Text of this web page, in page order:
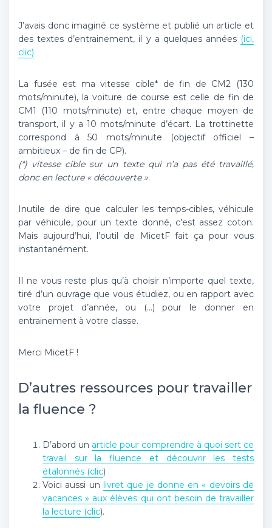
J’avais donc imaginé ce système et publié un article et
des textes d’entrainement, il y a quelques années (ici,
clic)
La fusée est ma vitesse cible* de fin de CM2 (130
mots/minute), la voiture de course est celle de fin de
CM1 (110 mots/minute) et, entre chaque moyen de
transport, il y a 10 mots/minute d’écart. La trottinette
correspond à 50 mots/minute (objectif officiel –
ambitieux – de fin de CP).
(*) vitesse cible sur un texte qui n’a pas été travaillé,
donc en lecture « découverte ».
Inutile de dire que calculer les temps-cibles, véhicule
par véhicule, pour un texte donné, c’est assez coton.
Mais aujourd’hui, l’outil de MicetF fait ça pour vous
instantanément.
Il ne vous reste plus qu’à choisir n’importe quel texte,
tiré d’un ouvrage que vous étudiez, ou en rapport avec
votre projet d’année, ou (…) pour le donner en
entrainement à votre classe.
Merci MicetF !
D’autres ressources pour travailler
la fluence ?
D’abord un article pour comprendre à quoi sert ce
travail sur la fluence et découvrir les tests
étalonnés (clic)
Voici aussi un livret que je donne en « devoirs de
vacances » aux élèves qui ont besoin de travailler
la lecture (clic).